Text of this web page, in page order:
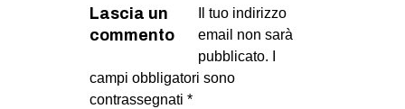
MILANO
MOBILITAZIONI
SPAZI
Lascia un
commento
Il tuo indirizzo
email non sarà
pubblicato.
campi obbligatori sono
contrassegnati *